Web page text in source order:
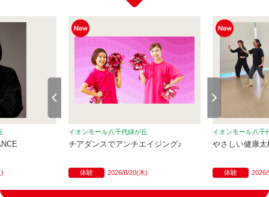
イオンモール八千代緑が丘
チアダンスでアンチエイジング♪
体験 2026/8/20(木)
イオンモール八千
やさしい健康
体験